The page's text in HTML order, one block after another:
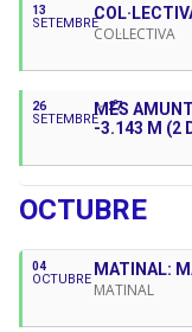
13
SETEMBRE
COL·LECTIVA
26
SETEMBRE
27
MÉS
-3.143 M (2
OCTUBRE
04
OCTUBRE
MATINAL:
MATINAL